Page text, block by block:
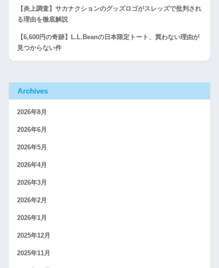
【炎上調査】サカナクションのグッズロゴがスレッズで批判され
る理由を徹底解説
【6,600円の奇跡】L.L.Beanの日本限定トート、買わない理由が
見つからない件
Archives
2026年8月
2026年6月
2026年5月
2026年4月
2026年3月
2026年2月
2026年1月
2025年12月
2025年11月